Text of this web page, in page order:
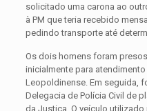
solicitado uma carona ao
à PM que teria recebido
pedindo transporte até
Os dois homens foram
inicialmente para
Leopoldinense. Em seguida,
Delegacia de Polícia Civil de
da Justiça. O veículo